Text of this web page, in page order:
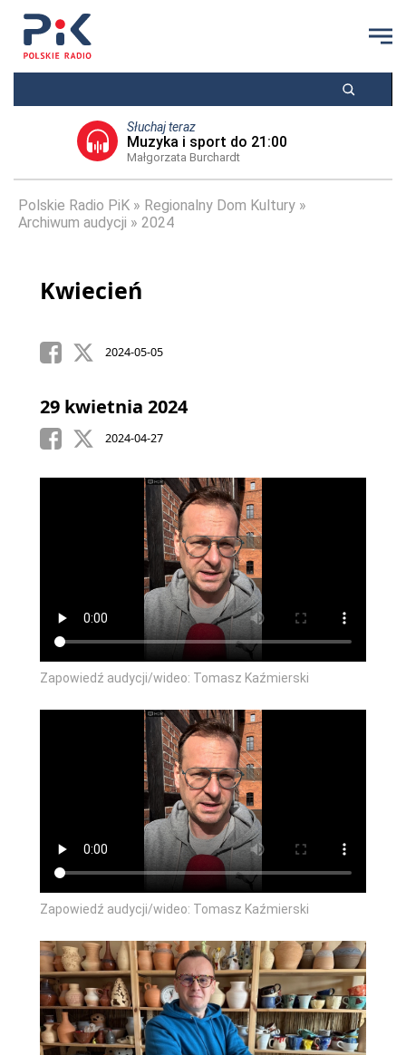
Słuchaj teraz
Muzyka i sport do 21:00
Małgorzata Burchardt
Polskie Radio PiK
Regionalny Dom Kultury
Archiwum audycji
2024
Kwiecień
2024-05-05
29 kwietnia 2024
2024-04-27
Zapowiedź audycji/wideo: Tomasz Kaźmierski
Zapowiedź audycji/wideo: Tomasz Kaźmierski